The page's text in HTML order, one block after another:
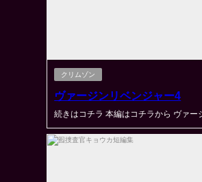
クリムゾン
ヴァージンリベンジャー4
続きはコチラ 本編はコチラから ヴァー